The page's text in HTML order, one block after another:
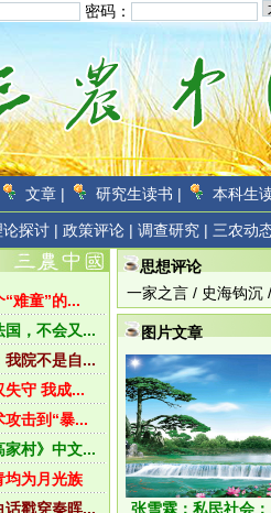
密码：
文章 | 研究生读书 | 本科生
论探讨 | 政策评论 | 调查研究 | 三农动
思想评论
一家之言 / 史海钩沉
图片文章
张雪霖：私民社会
难童”的...
国，不会又...
我院不是自...
失守 我成...
攻击到“暴...
家村》中文...
均为月光族
话戳穿秦晖...